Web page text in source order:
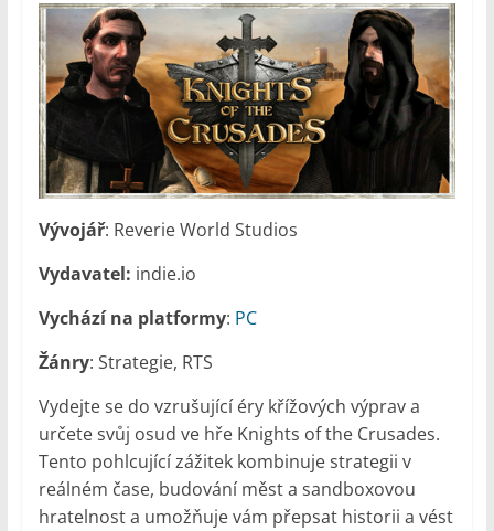
Vývojář: Reverie World Studios
Vydavatel: indie.io
Vychází na platformy: PC
Žánry: Strategie, RTS
Vydejte se do vzrušující éry křížových výprav a
určete svůj osud ve hře Knights of the Crusades.
Tento pohlcující zážitek kombinuje strategii v
reálném čase, budování měst a sandboxovou
hratelnost a umožňuje vám přepsat historii a vést